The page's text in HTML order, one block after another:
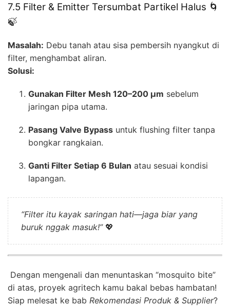
7.5 Filter & Emitter Tersumbat Partikel Halus 🌀
🍃
Masalah: Debu tanah atau sisa pembersih nyangkut di
filter, menghambat aliran.
Solusi:
Gunakan Filter Mesh 120–200 µm sebelum
jaringan pipa utama.
Pasang Valve Bypass untuk flushing filter tanpa
bongkar rangkaian.
Ganti Filter Setiap 6 Bulan atau sesuai kondisi
lapangan.
“Filter itu kayak saringan hati—jaga biar yang
buruk nggak masuk!”💖
Dengan mengenali dan menuntaskan “mosquito bite”
di atas, proyek agritech kamu bakal bebas hambatan!
Siap melesat ke bab Rekomendasi Produk & Supplier?